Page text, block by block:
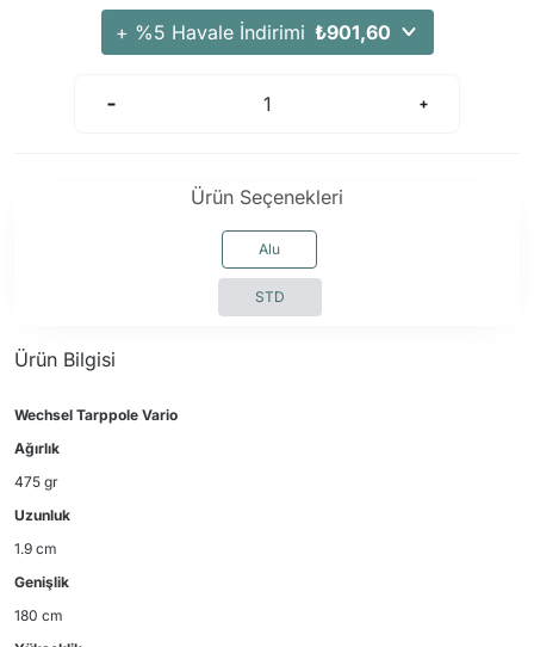
+ %5 Havale İndirimi ₺901,60
Ürün Seçenekleri
Alu
STD
Ürün Bilgisi
Wechsel Tarppole Vario
Ağırlık
475 gr
Uzunluk
1.9 cm
Genişlik
180 cm